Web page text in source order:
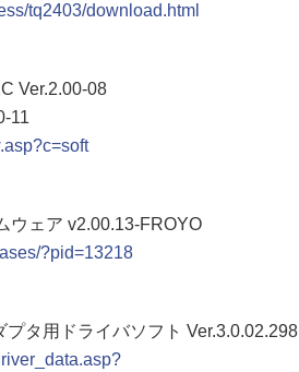
tq2403/download.html
Ver.2.00-08
11
ウェア v2.00.13-FROYO
?pid=13218
タ用ドライバソフト Ver.3.0.02.298